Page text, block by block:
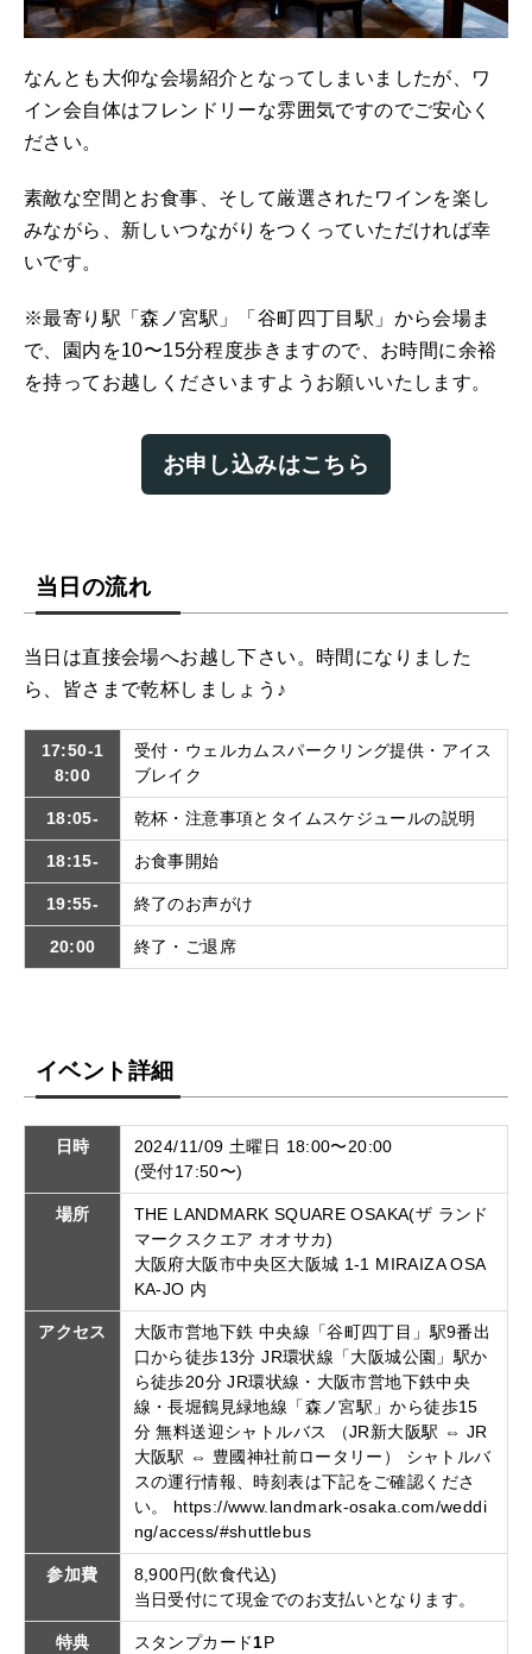
なんとも大仰な会場紹介となってしまいましたが、ワ
イン会自体はフレンドリーな雰囲気ですのでご安心く
ださい。
素敵な空間とお食事、そして厳選されたワインを楽し
みながら、新しいつながりをつくっていただければ幸
いです。
※最寄り駅「森ノ宮駅」「谷町四丁目駅」から会場ま
で、園内を10〜15分程度歩きますので、お時間に余裕
を持ってお越しくださいますようお願いいたします。
お申し込みはこちら
当日の流れ
当日は直接会場へお越し下さい。時間になりました
ら、皆さまで乾杯しましょう♪
17:50-1
8:00
受付・ウェルカムスパークリング提供・アイス
ブレイク
18:05- 乾杯・注意事項とタイムスケジュールの説明
18:15- お食事開始
19:55- 終了のお声がけ
20:00 終了・ご退席
イベント詳細
日時
2024/11/09 土曜日 18:00〜20:00
(受付17:50〜)
場所
THE LANDMARK SQUARE OSAKA(ザ ランド
マークスクエア オオサカ)
大阪府大阪市中央区大阪城 1-1 MIRAIZA OSA
KA-JO 内
アクセス
大阪市営地下鉄 中央線「谷町四丁目」駅9番出
口から徒歩13分 JR環状線「大阪城公園」駅か
ら徒歩20分 JR環状線・大阪市営地下鉄中央
線・長堀鶴見緑地線「森ノ宮駅」から徒歩15
分 無料送迎シャトルバス （JR新大阪駅 ⇔ JR
大阪駅 ⇔ 豊國神社前ロータリー） シャトルバ
スの運行情報、時刻表は下記をご確認くださ
い。 https://www.landmark-osaka.com/weddi
ng/access/#shuttlebus
参加費
8,900円(飲食代込)
当日受付にて現金でのお支払いとなります。
特典 スタンプカード1P